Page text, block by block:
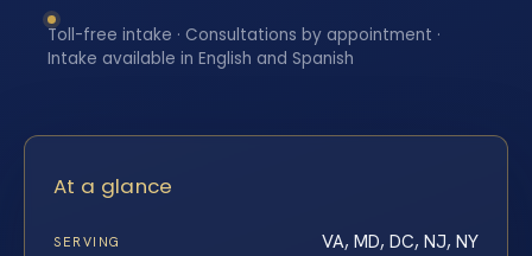
Toll-free intake · Consultations by appointment ·
Intake available in English and Spanish
At a glance
SERVING VA, MD, DC, NJ, NY